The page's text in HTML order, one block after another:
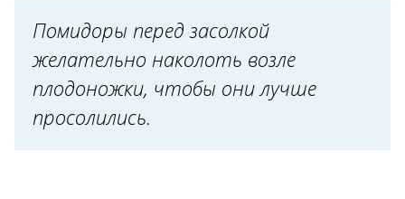
Помидоры перед засолкой
желательно наколоть возле
плодоножки, чтобы они лучше
просолились.